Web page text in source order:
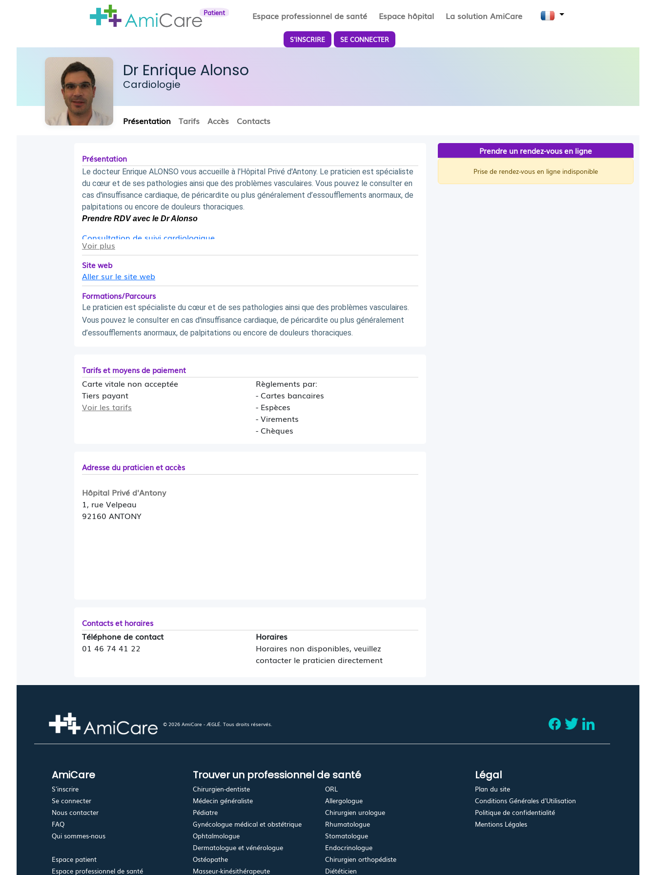
Patient Espace professionnel de santé Espace hôpital La solution AmiCare
S'INSCRIRE SE CONNECTER
Dr Enrique Alonso
Cardiologie
Présentation Tarifs Accès Contacts
Présentation
Le docteur Enrique ALONSO vous accueille à l'Hôpital Privé d'Antony. Le praticien est spécialiste
du cœur et de ses pathologies ainsi que des problèmes vasculaires. Vous pouvez le consulter en
cas d'insuffisance cardiaque, de péricardite ou plus généralement d’essoufflements anormaux, de
palpitations ou encore de douleurs thoraciques.
Prendre RDV avec le Dr Alonso
Consultation de suivi cardiologique
Echographie cardiaque
Ce praticien ne prend pas de patient de moins de 5 ans
Voir plus
Site web
Aller sur le site web
Formations/Parcours
Le praticien est spécialiste du cœur et de ses pathologies ainsi que des problèmes vasculaires.
Vous pouvez le consulter en cas d'insuffisance cardiaque, de péricardite ou plus généralement
d’essoufflements anormaux, de palpitations ou encore de douleurs thoraciques.
Tarifs et moyens de paiement
Carte vitale non acceptée
Tiers payant
Voir les tarifs
Règlements par:
- Cartes bancaires
- Espèces
- Virements
- Chèques
Adresse du praticien et accès
Hôpital Privé d'Antony
1, rue Velpeau
92160 ANTONY
Contacts et horaires
Téléphone de contact
01 46 74 41 22
Horaires
Horaires non disponibles, veuillez
contacter le praticien directement
Prendre un rendez-vous en ligne
Prise de rendez-vous en ligne indisponible
© 2026 AmiCare - ÆGLÉ. Tous droits réservés.
AmiCare
S'inscrire
Se connecter
Nous contacter
FAQ
Qui sommes-nous
Espace patient
Espace professionnel de santé
Trouver un professionnel de santé
Chirurgien-dentiste
Médecin généraliste
Pédiatre
Gynécologue médical et obstétrique
Ophtalmologue
Dermatologue et vénérologue
Ostéopathe
Masseur-kinésithérapeute
ORL
Allergologue
Chirurgien urologue
Rhumatologue
Stomatologue
Endocrinologue
Chirurgien orthopédiste
Diététicien
Légal
Plan du site
Conditions Générales d'Utilisation
Politique de confidentialité
Mentions Légales